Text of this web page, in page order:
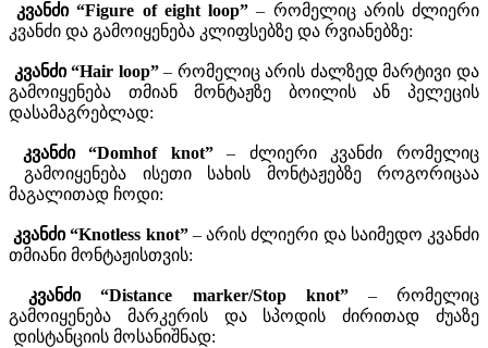
კვანძი “Figure of eight loop” – რომელიც არის ძლიერი
კვანძი და გამოიყენება კლიფსებზე და რვიანებზე:
კვანძი “Hair loop”– რომელიც არის ძალზედ მარტივი და
გამოიყენება თმიან მონტაჟზე ბოილის ან პელეცის
დასამაგრებლად:
კვანძი “Domhof knot”– ძლიერი კვანძი რომელიც
გამოიყენება ისეთი სახის მონტაჟებზე როგორიცაა
მაგალითად ჩოდი:
კვანძი “Knotless knot”– არის ძლიერი და საიმედო კვანძი
თმიანი მონტაჟისთვის:
კვანძი “Distance marker/Stop knot”– რომელიც
გამოიყენება მარკერის და სპოდის ძირითად ძუაზე
დისტანციის მოსანიშნად: